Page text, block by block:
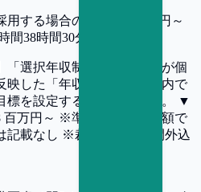
する場合の詳細
76,270円～
間38時間30分/月）
「選択年収制度」（研究員が個
映した「年収上限」の範囲内で
標を設定する制度）を導入。 ▼
百万円～ ※準研究員は、定額で
記載なし ※裁量労働・時間外込